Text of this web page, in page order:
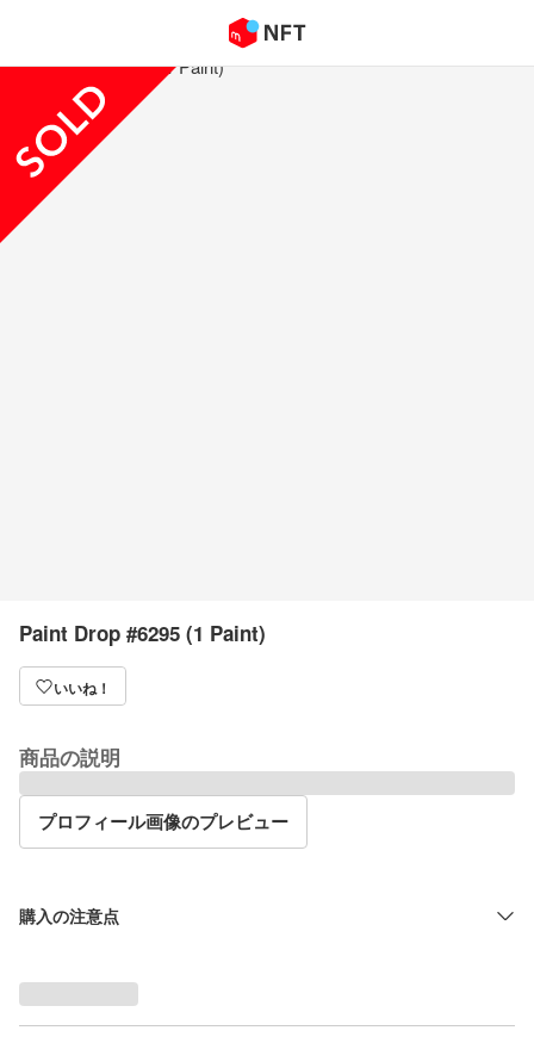
Paint Drop #6295 (1 Paint)
いいね！
商品の説明
プロフィール画像のプレビュー
購入の注意点